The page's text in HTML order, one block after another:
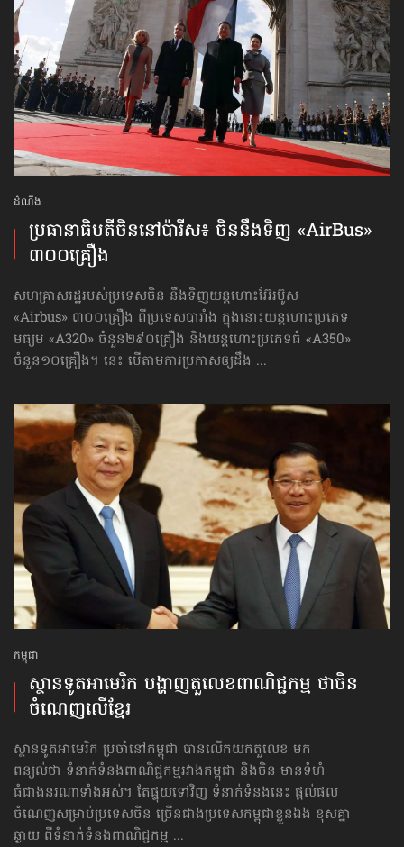
ដំណឹង
ប្រធានាធិបតី​ចិន​នៅ​ប៉ារីស៖ ចិននឹងទិញ «AirBus»
៣០០គ្រឿង
សហគ្រាសរដ្ឋរបស់ប្រទេសចិន នឹងទិញយន្ដហោះអ៊ែរប៊ូស
«Airbus» ៣០០គ្រឿង ពីប្រទេសបារាំង ក្នុងនោះយន្ដហោះប្រភេទ
មធ្យម «A320» ចំនួន២៩០គ្រឿង និងយន្ដហោះប្រភេទធំ «A350»
ចំនួន១០គ្រឿង។ នេះ បើតាមការប្រកាសឲ្យដឹង ...
កម្ពុជា
ស្ថានទូត​អាមេរិក បង្ហាញតួលេខពាណិជ្ជកម្ម ថាចិន
ចំណេញលើខ្មែរ
ស្ថានទូត​អាមេរិក ប្រចាំនៅកម្ពុជា បានលើកយកតួលេខ មក
ពន្យល់ថា ទំនាក់ទំនងពាណិជ្ជកម្មរវាងកម្ពុជា និងចិន មានទំហំ
ធំជាងនរណាទាំងអស់។ តែផ្ទុយទៅវិញ ទំនាក់ទំនងនេះ ផ្ដល់ផល
ចំណេញសម្រាប់ប្រទេសចិន ច្រើនជាងប្រទេសកម្ពុជាខ្លួនឯង ខុសគ្នា
ឆ្ងាយ ពីទំនាក់ទំនងពាណិជ្ជកម្ម ...